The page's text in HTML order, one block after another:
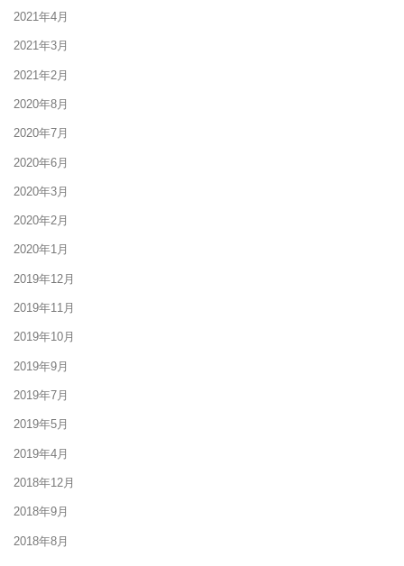
2021年4月
2021年3月
2021年2月
2020年8月
2020年7月
2020年6月
2020年3月
2020年2月
2020年1月
2019年12月
2019年11月
2019年10月
2019年9月
2019年7月
2019年5月
2019年4月
2018年12月
2018年9月
2018年8月